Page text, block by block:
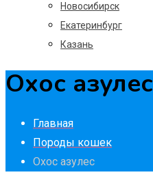
Новосибирск
Екатеринбург
Казань
Охос азулес
Главная
Породы кошек
Охос азулес